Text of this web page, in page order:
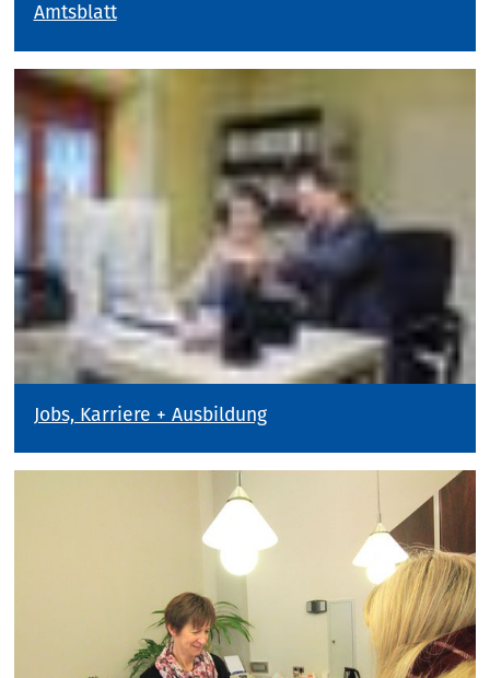
Amtsblatt
Jobs, Karriere + Ausbildung